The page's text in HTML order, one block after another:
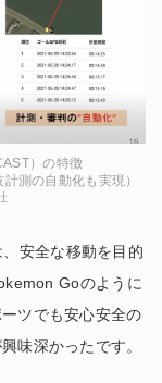
）の特徴
測の自動化も実現）
安全な移動を目的
Goのように
ツでも安心安全の
味深かったです。